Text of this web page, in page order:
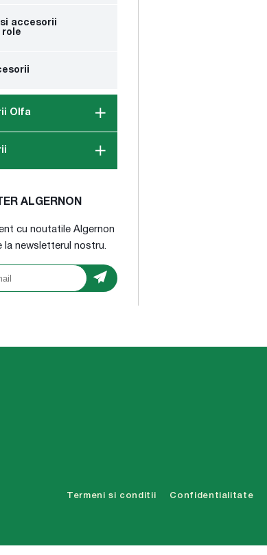
accesorii
Olfa
ALGERNON
cu noutatile Algernon
la newsletterul nostru.
Termeni si conditii Confidentialitate